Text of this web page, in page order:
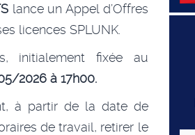
lance un Appel d’Offres
licences SPLUNK.
initialement fixée au
2026 à 17h00.
à partir de la date de
de travail, retirer le